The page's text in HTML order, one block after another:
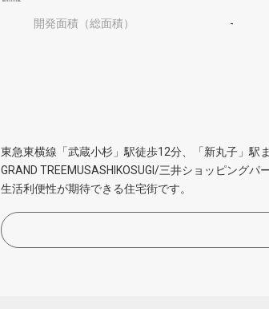
開発面積（総面積） -
東急東横線「武蔵小杉」駅徒歩12分、「新丸子」駅
GRAND TREEMUSASHIKOSUGI/三井ショッピング
生活利便性が期待できる住宅街です。